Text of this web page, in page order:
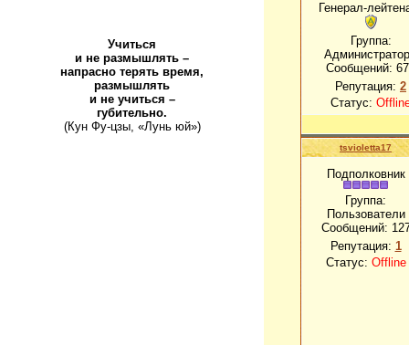
Учиться
и не размышлять –
напрасно терять время,
размышлять
и не учиться –
губительно.
(Кун Фу-цзы, «Лунь юй»)
Генерал-
Группа:
Сообщений:
Репутация: 2
Статус:
tsvioletta17
Подполковник
Группа:
Пользователи
Сообщений:
Репутация: 1
Статус: Offline